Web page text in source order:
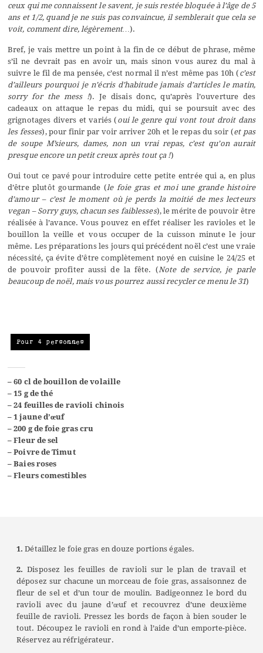
ceux qui me connaissent le savent, je suis restée bloquée à l’âge de 5
ans et 1/2, quand je ne suis pas convaincue, il semblerait que cela se
voit, comment dire, légèrement…).
Bref, je vais mettre un point à la fin de ce début de phrase, même
s’il ne devrait pas en avoir un, mais sinon vous aurez du mal à
suivre le fil de ma pensée, c’est normal il n’est même pas 10h ( c’est
d’ailleurs pourquoi je n’écris d’habitude jamais d’articles le matin,
sorry for the mess !). Je disais donc, qu’après l’ouverture des
cadeaux on attaque le repas du midi, qui se poursuit avec des
grignotages divers et variés ( oui le genre qui vont tout droit dans
les fesses), pour finir par voir arriver 20h et le repas du soir (et pas
de soupe M’sieurs, dames, non un vrai repas, c’est qu’on aurait
presque encore un petit creux après tout ça !)
Oui tout ce pavé pour introduire cette petite entrée qui a, en plus
d’être plutôt gourmande (le foie gras et moi une grande histoire
d’amour – c’est le moment où je perds la moitié de mes lecteurs
vegan – Sorry guys, chacun ses faiblesses), le mérite de pouvoir être
réalisée à l’avance. Vous pouvez en effet réaliser les ravioles et le
bouillon la veille et vous occuper de la cuisson minute le jour
même. Les préparations les jours qui précédent noël c’est une vraie
nécessité, ça évite d’être complètement noyé en cuisine le 24/25 et
de pouvoir profiter aussi de la fête. ( Note de service, je parle
beaucoup de noël, mais vous pourrez aussi recycler ce menu le 31)
Pour 4 personnes
– 60 cl de bouillon de volaille
– 15 g de thé
– 24 feuilles de ravioli chinois
– 1 jaune d’œuf
– 200 g de foie gras cru
– Fleur de sel
– Poivre de Timut
– Baies roses
– Fleurs comestibles
1. Détaillez le foie gras en douze portions égales.
2. Disposez les feuilles de ravioli sur le plan de travail et
déposez sur chacune un morceau de foie gras, assaisonnez de
fleur de sel et d’un tour de moulin. Badigeonnez le bord du
ravioli avec du jaune d’œuf et recouvrez d’une deuxième
feuille de ravioli. Pressez les bords de façon à bien souder le
tout. Découpez le ravioli en rond à l’aide d’un emporte-pièce.
Réservez au réfrigérateur.